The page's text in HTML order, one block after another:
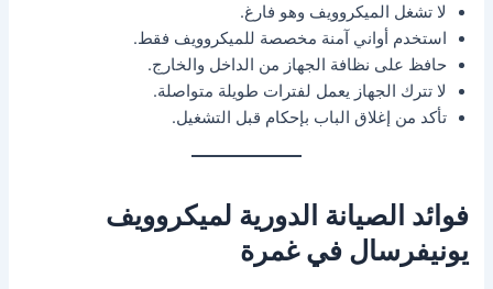
لا تشغل الميكروويف وهو فارغ.
استخدم أواني آمنة مخصصة للميكروويف فقط.
حافظ على نظافة الجهاز من الداخل والخارج.
لا تترك الجهاز يعمل لفترات طويلة متواصلة.
تأكد من إغلاق الباب بإحكام قبل التشغيل.
فوائد الصيانة الدورية لميكروويف
يونيفرسال في غمرة